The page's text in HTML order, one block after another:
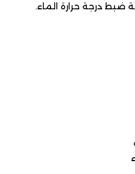
ضبط درجة حرارة الماء.